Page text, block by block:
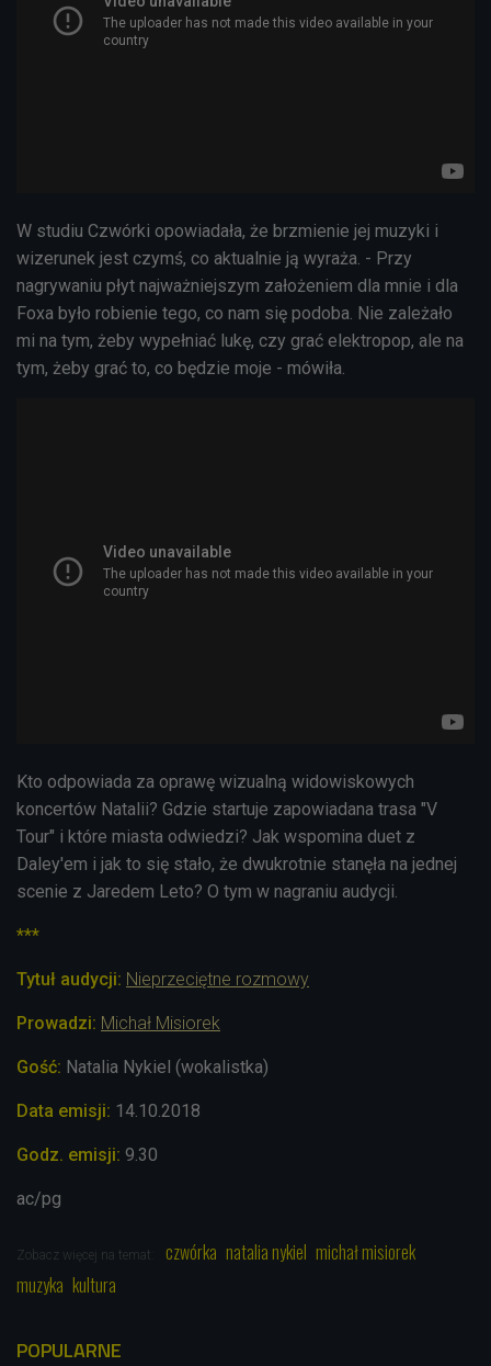
W studiu Czwórki opowiadała, że brzmienie jej muzyki i
wizerunek jest czymś, co aktualnie ją wyraża. - Przy
nagrywaniu płyt najważniejszym założeniem dla mnie i dla
Foxa było robienie tego, co nam się podoba. Nie zależało
mi na tym, żeby wypełniać lukę, czy grać elektropop, ale na
tym, żeby grać to, co będzie moje - mówiła.
Kto odpowiada za oprawę wizualną widowiskowych
koncertów Natalii? Gdzie startuje zapowiadana trasa "V
Tour" i które miasta odwiedzi? Jak wspomina duet z
Daley'em i jak to się stało, że dwukrotnie stanęła na jednej
scenie z Jaredem Leto? O tym w nagraniu audycji.
***
Tytuł audycji: Nieprzeciętne rozmowy
Prowadzi: Michał Misiorek
Gość: Natalia Nykiel (wokalistka)
Data emisji: 14.10.2018
Godz. emisji: 9.30
ac/pg
Zobacz więcej na temat: czwórka natalia nykiel michał misiorek
muzyka kultura
POPULARNE